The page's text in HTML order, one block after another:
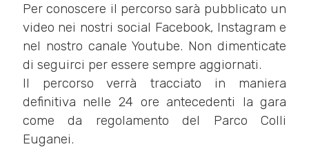
Per conoscere il percorso sarà pubblicato un
video nei nostri social Facebook, Instagram e
nel nostro canale Youtube. Non dimenticate
di seguirci per essere sempre aggiornati.
Il percorso verrà tracciato in maniera
definitiva nelle 24 ore antecedenti la gara
come da regolamento del Parco Colli
Euganei.